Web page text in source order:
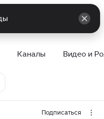
Каналы Видео и
Подписаться